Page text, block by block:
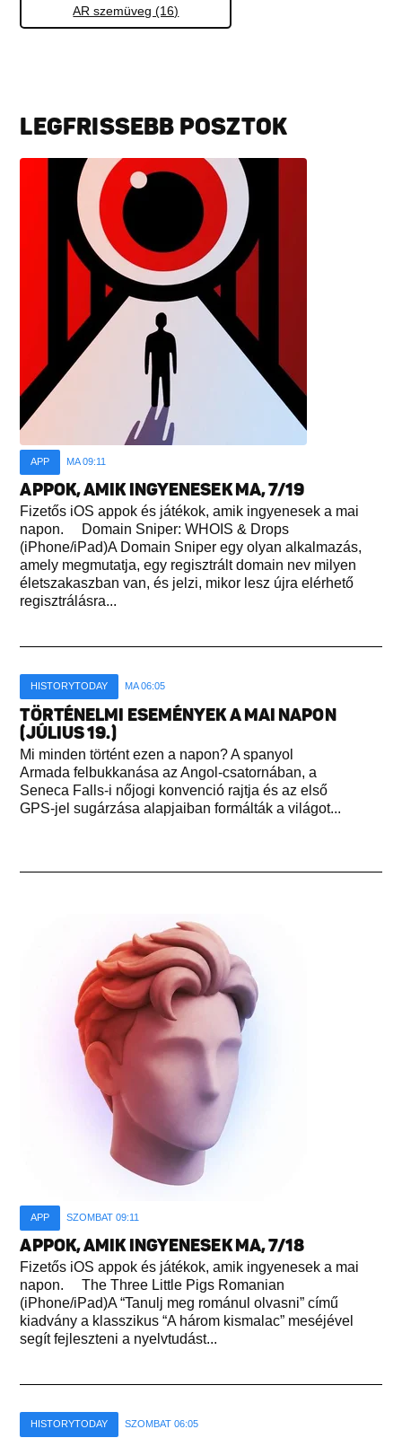
AR szemüveg (16)
LEGFRISSEBB POSZTOK
APP MA 09:11
APPOK, AMIK INGYENESEK MA, 7/19
Fizetős iOS appok és játékok, amik ingyenesek a mai
napon. Domain Sniper: WHOIS & Drops
(iPhone/iPad)A Domain Sniper egy olyan alkalmazás,
amely megmutatja, egy regisztrált domain nev milyen
életszakaszban van, és jelzi, mikor lesz újra elérhető
regisztrálásra...
HISTORYTODAY MA 06:05
TÖRTÉNELMI ESEMÉNYEK A MAI NAPON
(JÚLIUS 19.)
Mi minden történt ezen a napon? A spanyol
Armada felbukkanása az Angol-csatornában, a
Seneca Falls-i nőjogi konvenció rajtja és az első
GPS-jel sugárzása alapjaiban formálták a világot...
APP SZOMBAT 09:11
APPOK, AMIK INGYENESEK MA, 7/18
Fizetős iOS appok és játékok, amik ingyenesek a mai
napon. The Three Little Pigs Romanian
(iPhone/iPad)A “Tanulj meg románul olvasni” című
kiadvány a klasszikus “A három kismalac” meséjével
segít fejleszteni a nyelvtudást...
HISTORYTODAY SZOMBAT 06:05